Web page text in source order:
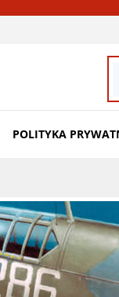
POLITYKA